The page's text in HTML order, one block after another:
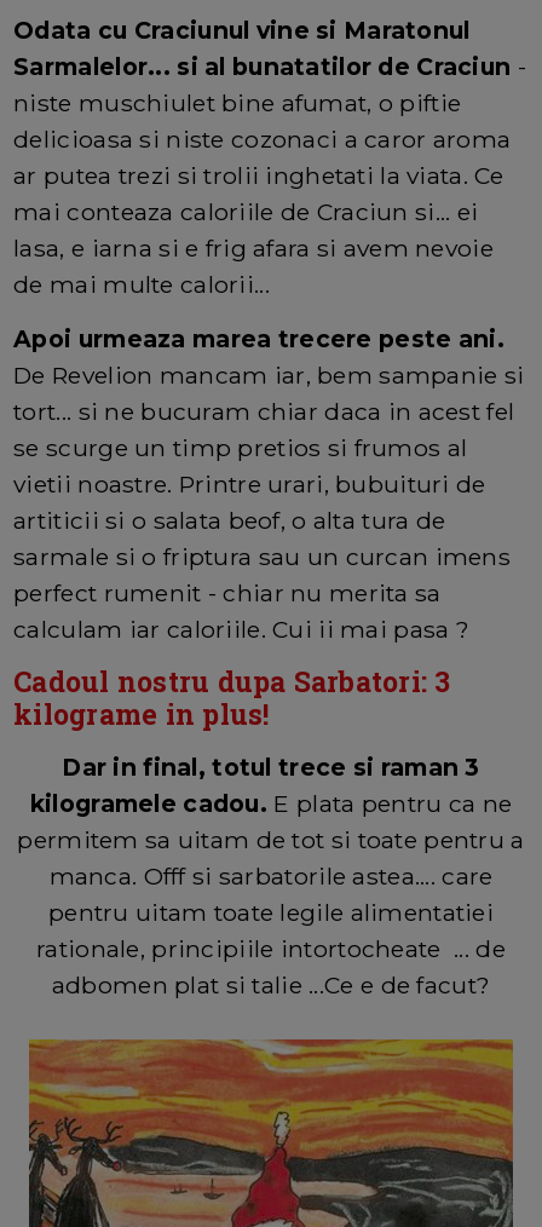
Odata cu Craciunul vine si Maratonul
Sarmalelor... si al bunatatilor de Craciun -
niste muschiulet bine afumat, o piftie
delicioasa si niste cozonaci a caror aroma
ar putea trezi si trolii inghetati la viata. Ce
mai conteaza caloriile de Craciun si... ei
lasa, e iarna si e frig afara si avem nevoie
de mai multe calorii...
Apoi urmeaza marea trecere peste ani.
De Revelion mancam iar, bem sampanie si
tort... si ne bucuram chiar daca in acest fel
se scurge un timp pretios si frumos al
vietii noastre. Printre urari, bubuituri de
artiticii si o salata beof, o alta tura de
sarmale si o friptura sau un curcan imens
perfect rumenit - chiar nu merita sa
calculam iar caloriile. Cui ii mai pasa ?
Cadoul nostru dupa Sarbatori: 3
kilograme in plus!
Dar in final, totul trece si raman 3
kilogramele cadou. E plata pentru ca ne
permitem sa uitam de tot si toate pentru a
manca. Offf si sarbatorile astea.... care
pentru uitam toate legile alimentatiei
rationale, principiile intortocheate ... de
adbomen plat si talie ...Ce e de facut?